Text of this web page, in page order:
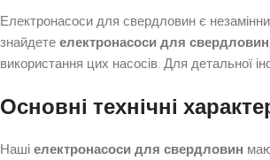
Електронасоси для свердловин є
знайдете електронасоси для свердловин
використання цих насосів. Для детальної
Основні технічні
Наші електронасоси для свердловин